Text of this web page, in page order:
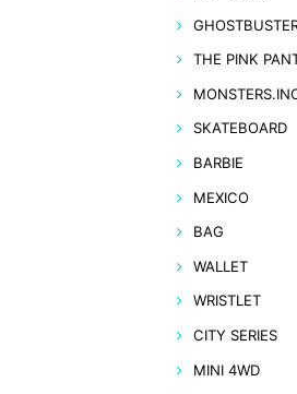
THE PINK
SKATEBOARD
BARBIE
MEXICO
BAG
WALLET
WRISTLET
CITY SERIES
MINI 4WD